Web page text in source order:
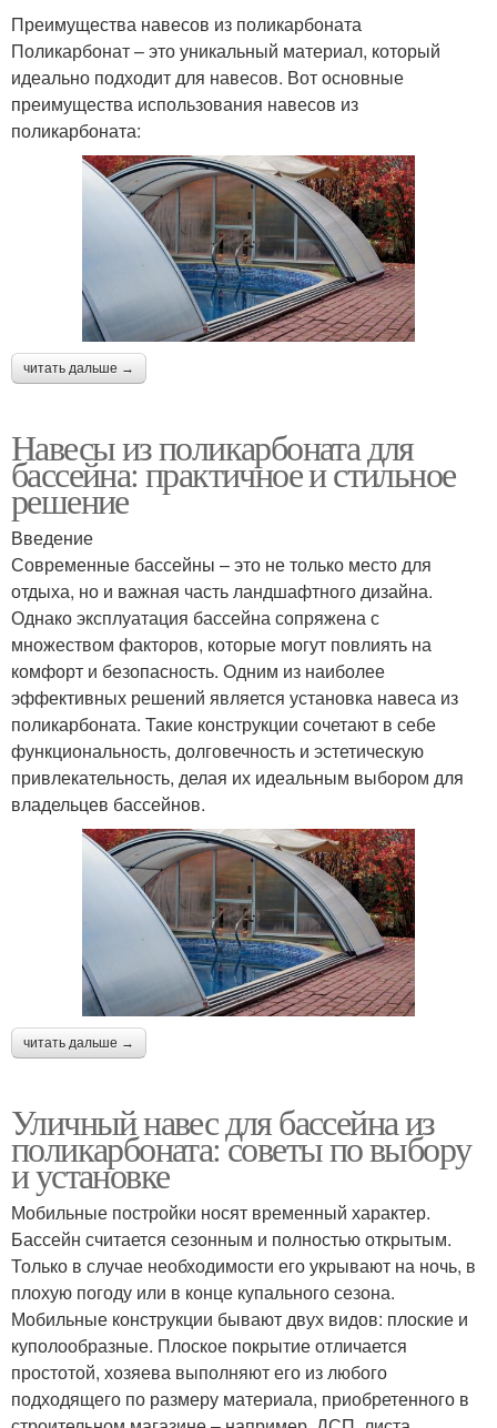
Преимущества навесов из поликарбоната
Поликарбонат – это уникальный материал, который
идеально подходит для навесов. Вот основные
преимущества использования навесов из
поликарбоната:
читать дальше →
Навесы из поликарбоната для
бассейна: практичное и стильное
решение
Введение
Современные бассейны – это не только место для
отдыха, но и важная часть ландшафтного дизайна.
Однако эксплуатация бассейна сопряжена с
множеством факторов, которые могут повлиять на
комфорт и безопасность. Одним из наиболее
эффективных решений является установка навеса из
поликарбоната. Такие конструкции сочетают в себе
функциональность, долговечность и эстетическую
привлекательность, делая их идеальным выбором для
владельцев бассейнов.
читать дальше →
Уличный навес для бассейна из
поликарбоната: советы по выбору
и установке
Мобильные постройки носят временный характер.
Бассейн считается сезонным и полностью открытым.
Только в случае необходимости его укрывают на ночь, в
плохую погоду или в конце купального сезона.
Мобильные конструкции бывают двух видов: плоские и
куполообразные. Плоское покрытие отличается
простотой, хозяева выполняют его из любого
подходящего по размеру материала, приобретенного в